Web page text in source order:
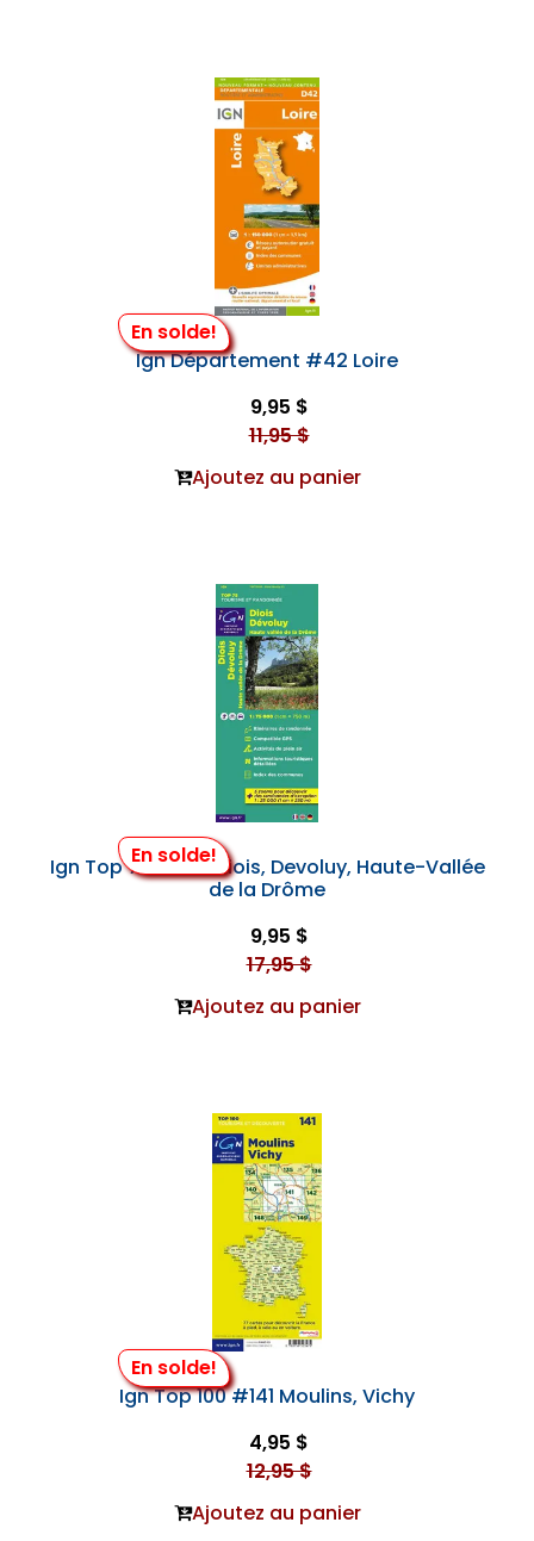
En solde!
Ign Département #42 Loire
9,95 $
11,95 $
Ajoutez au panier
En solde!
Ign Top 75 #009 Diois, Devoluy, Haute-Vallée
de la Drôme
9,95 $
17,95 $
Ajoutez au panier
En solde!
Ign Top 100 #141 Moulins, Vichy
4,95 $
12,95 $
Ajoutez au panier